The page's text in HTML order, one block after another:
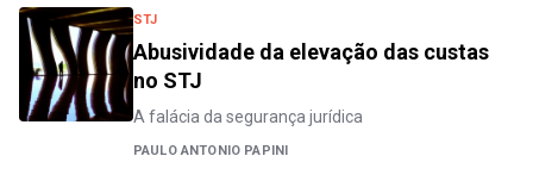
STJ
Abusividade da elevação das custas
no STJ
A falácia da segurança jurídica
PAULO ANTONIO PAPINI